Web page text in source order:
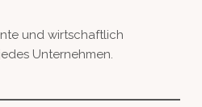
und wirtschaftlich
Unternehmen.